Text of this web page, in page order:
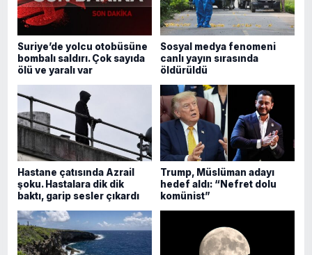
Suriye’de yolcu otobüsüne
bombalı saldırı. Çok sayıda
ölü ve yaralı var
Sosyal medya fenomeni
canlı yayın sırasında
öldürüldü
Hastane çatısında Azrail
şoku. Hastalara dik dik
baktı, garip sesler çıkardı
Trump, Müslüman adayı
hedef aldı: “Nefret dolu
komünist”